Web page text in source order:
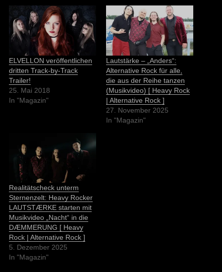
ELVELLON veröffentlichen
dritten Track-by-Track
Trailer!
25. Mai 2018
In "Magazin"
Lautstärke – „Anders“:
Alternative Rock für alle,
die aus der Reihe tanzen
(Musikvideo) [ Heavy Rock
| Alternative Rock ]
27. November 2025
In "Magazin"
Realitätscheck unterm
Sternenzelt: Heavy Rocker
LAUTSTÆRKE starten mit
Musikvideo „Nacht“ in die
DÆMMERUNG [ Heavy
Rock | Alternative Rock ]
5. Dezember 2025
In "Magazin"